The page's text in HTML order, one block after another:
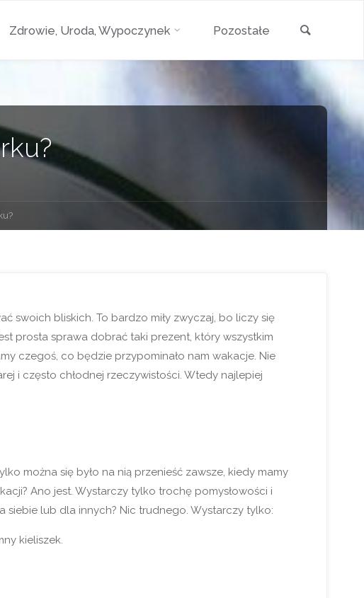
Zdrowie, Uroda, Wypoczynek Pozostałe
swoich bliskich. To bardzo miły zwyczaj, bo liczy się
prosta sprawa dobrać taki prezent, który wszystkim
czegoś, co będzie przypominało nam wakacje. Nie
i często chłodnej rzeczywistości. Wtedy najlepiej
można się było na nią przenieść zawsze, kiedy mamy
Ano jest. Wystarczy tylko trochę pomysłowości i
siebie lub dla innych? Nic trudnego. Wystarczy tylko:
kieliszek.